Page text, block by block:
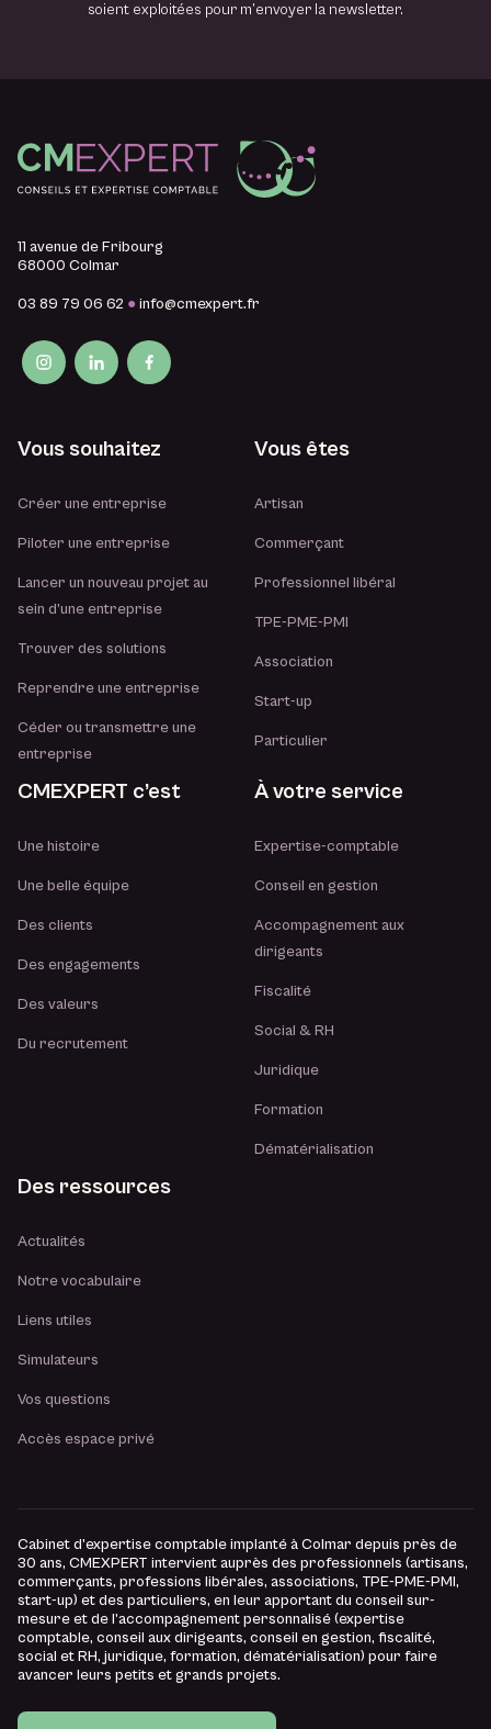
soient exploitées pour m’envoyer la newsletter.
11 avenue de Fribourg
68000 Colmar
03 89 79 06 62 ●info@cmexpert.fr
Vous souhaitez
Créer une entreprise
Piloter une entreprise
Lancer un nouveau projet au
sein d’une entreprise
Trouver des solutions
Reprendre une entreprise
Céder ou transmettre une
entreprise
Vous êtes
Artisan
Commerçant
Professionnel libéral
TPE-PME-PMI
Association
Start-up
Particulier
CMEXPERT c’est
Une histoire
Une belle équipe
Des clients
Des engagements
Des valeurs
Du recrutement
À votre service
Expertise-comptable
Conseil en gestion
Accompagnement aux
dirigeants
Fiscalité
Social & RH
Juridique
Formation
Dématérialisation
Des ressources
Actualités
Notre vocabulaire
Liens utiles
Simulateurs
Vos questions
Accès espace privé
Cabinet d’expertise comptable implanté à Colmar depuis près de
30 ans, CMEXPERT intervient auprès des professionnels (artisans,
commerçants, professions libérales, associations, TPE-PME-PMI,
start-up) et des particuliers, en leur apportant du conseil sur-
mesure et de l’accompagnement personnalisé (expertise
comptable, conseil aux dirigeants, conseil en gestion, fiscalité,
social et RH, juridique, formation, dématérialisation) pour faire
avancer leurs petits et grands projets.